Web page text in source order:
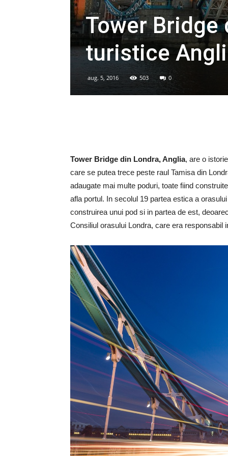
Tower Bridge
turistice
aug. 5, 2016 503 0
Tower Bridge din Londra, Anglia, are o
care se putea trece peste raul Tamisa din
adaugate mai multe poduri, toate fiind
afla portul. In secolul 19 partea estica a
construirea unui pod si in partea de est,
Consiliul orasului Londra, care era